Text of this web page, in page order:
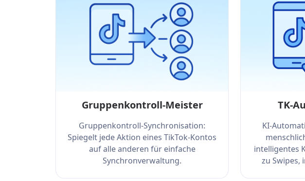
Gruppenkontroll-Meister
Gruppenkontroll-Synchronisation:
Spiegelt jede Aktion eines TikTok-Kontos
auf alle anderen für einfache
Synchronverwaltung.
TK-
KI-
intelligentes
zu Swipes,